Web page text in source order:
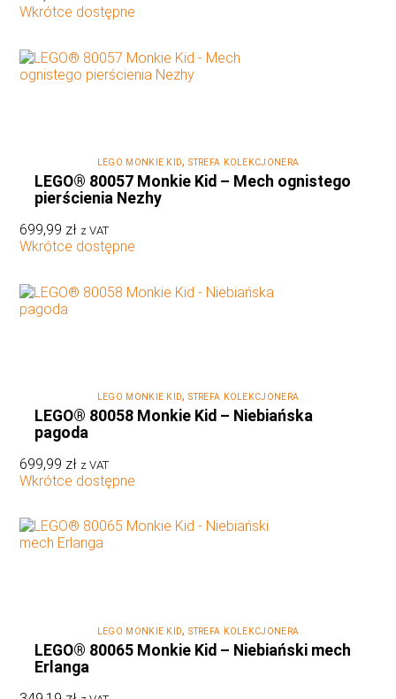
Wkrótce dostępne
LEGO MONKIE KID,STREFA KOLEKCJONERA
LEGO® 80057 Monkie Kid – Mech ognistego
pierścienia Nezhy
699,99 zł z VAT
Wkrótce dostępne
LEGO MONKIE KID,STREFA KOLEKCJONERA
LEGO® 80058 Monkie Kid – Niebiańska
pagoda
699,99 zł z VAT
Wkrótce dostępne
LEGO MONKIE KID,STREFA KOLEKCJONERA
LEGO® 80065 Monkie Kid – Niebiański mech
Erlanga